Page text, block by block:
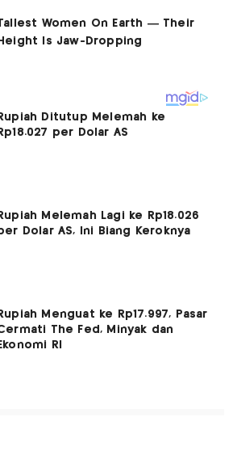
Rupiah Ditutup Melemah ke
Rp18.027 per Dolar AS
Rupiah Melemah Lagi ke Rp18.026
Dolar AS, Ini Biang Keroknya
Rupiah Menguat ke Rp17.997, Pasar
The Fed, Minyak dan
Ekonomi RI